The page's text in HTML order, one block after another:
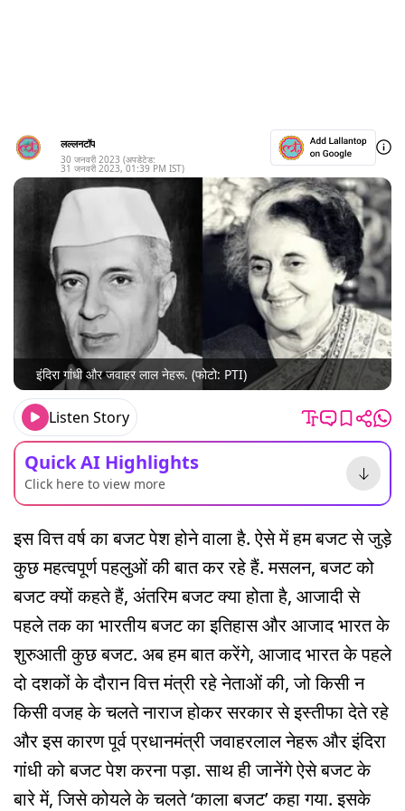
लल्लनटॉप
30 जनवरी 2023 (अपडेटेड:
31 जनवरी 2023, 01:39 PM IST)
इंदिरा गांधी और जवाहर लाल नेहरू. (फोटो: PTI)
Listen Story
Quick AI Highlights
Click here to view more
इस वित्त वर्ष का बजट पेश होने वाला है. ऐसे में हम बजट से जुड़े
कुछ महत्वपूर्ण पहलुओं की बात कर रहे हैं. मसलन, बजट को
बजट क्यों कहते हैं, अंतरिम बजट क्या होता है, आजादी से
पहले तक का भारतीय बजट का इतिहास और आजाद भारत के
शुरुआती कुछ बजट. अब हम बात करेंगे, आजाद भारत के पहले
दो दशकों के दौरान वित्त मंत्री रहे नेताओं की, जो किसी न
किसी वजह के चलते नाराज होकर सरकार से इस्तीफा देते रहे
और इस कारण पूर्व प्रधानमंत्री जवाहरलाल नेहरू और इंदिरा
गांधी को बजट पेश करना पड़ा. साथ ही जानेंगे ऐसे बजट के
बारे में, जिसे कोयले के चलते ‘काला बजट’ कहा गया. इसके